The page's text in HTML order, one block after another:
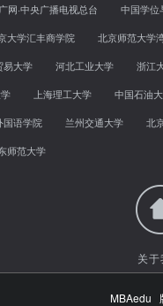
网·中央广播电视总台
中国学位
大学汇丰商学院
北京师范大学
易大学 河北工业大学
浙江
上海理工大学
中国石油
国语学院 兰州交通大学
北
师范大学
关
MBAedu